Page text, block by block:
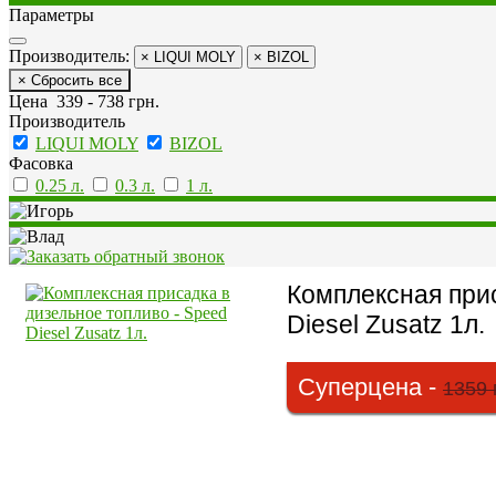
Параметры
Производитель: × LIQUI MOLY
× BIZOL
× Сбросить все
Цена 339 - 738 грн.
Производитель
LIQUI MOLY
BIZOL
Фасовка
0.25 л.
0.3 л. 1 л.
Комплексная
Diesel Zusatz 1л.
Суперцена - 1359